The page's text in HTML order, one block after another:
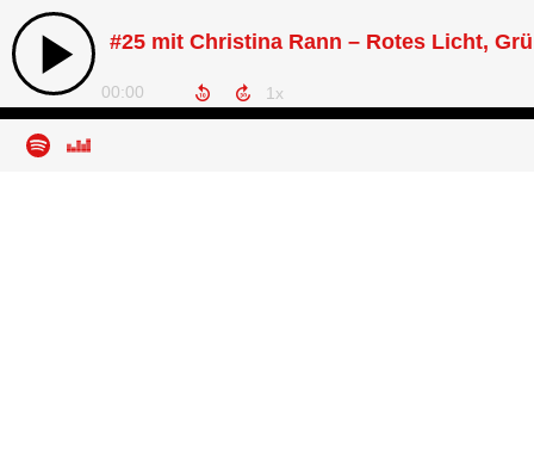
#25 mit Christina Rann – Rotes Licht,
00:00